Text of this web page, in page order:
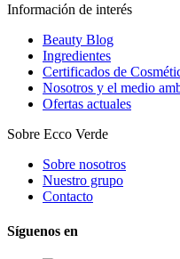
Información de interés
Beauty Blog
Ingredientes
Certificados de
Nosotros y el medio
Ofertas actuales
Sobre Ecco Verde
Sobre nosotros
Nuestro grupo
Contacto
Síguenos en